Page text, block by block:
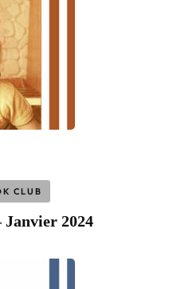
CLUB
Janvier 2024